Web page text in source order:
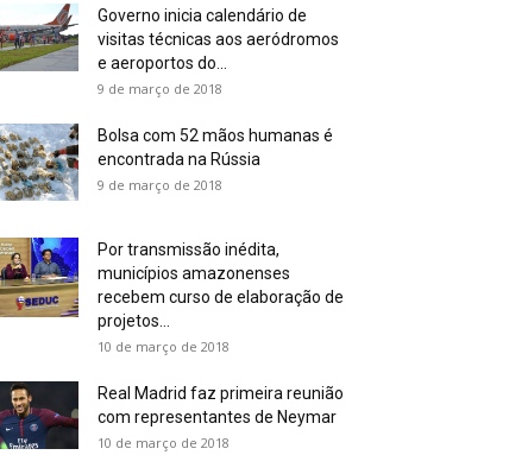
Governo inicia calendário de
visitas técnicas aos aeródromos
e aeroportos do...
9 de março de 2018
Bolsa com 52 mãos humanas é
encontrada na Rússia
9 de março de 2018
Por transmissão inédita,
municípios amazonenses
recebem curso de elaboração de
projetos...
10 de março de 2018
Real Madrid faz primeira reunião
com representantes de Neymar
10 de março de 2018